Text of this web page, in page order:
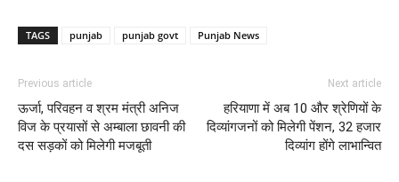
TAGS punjab punjab govt Punjab News
Previous article
ऊर्जा, परिवहन व श्रम मंत्री अनिज
विज के प्रयासों से अम्बाला छावनी की
दस सड़कों को मिलेगी मजबूती
Next article
हरियाणा में अब 10 और श्रेणियों के
दिव्यांगजनों को मिलेगी पेंशन, 32 हजार
दिव्यांग होंगे लाभान्वित